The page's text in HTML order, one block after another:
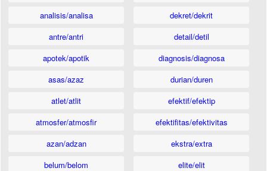
analisis/analisa
antre/antri
apotek/apotik
asas/azaz
atlet/atlit
atmosfer/atmosfir
azan/adzan
belum/belom
dekret/dekrit
detail/detil
diagnosis/diagnosa
durian/duren
efektif/efektip
efektifitas/efektivitas
ekstra/extra
elite/elit